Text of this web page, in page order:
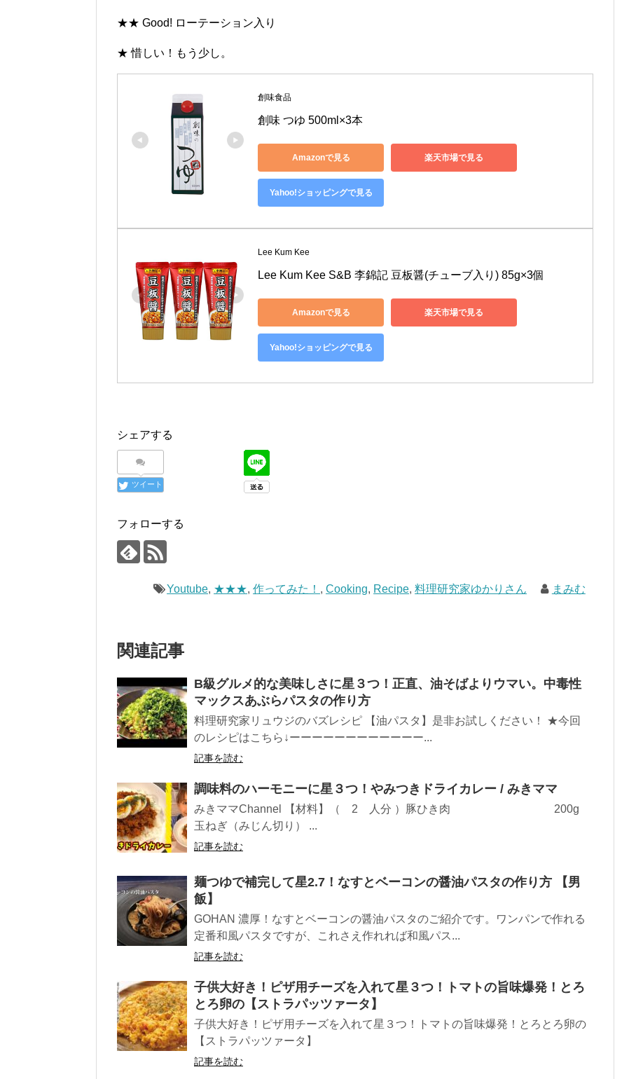
★★ Good! ローテーション入り
★ 惜しい！もう少し。
創味食品
創味 つゆ 500ml×3本
Amazonで見る 楽天市場で見る
Yahoo!ショッピングで見る
Lee Kum Kee
Lee Kum Kee S&B 李錦記 豆板醤(チューブ入り) 85g×3個
Amazonで見る 楽天市場で見る
Yahoo!ショッピングで見る
シェアする
ツイート
フォローする
Youtube, ★★★,作ってみた！ ,Cooking, Recipe,料理研究家ゆかりさん まみむ
関連記事
B級グルメ的な美味しさに星３つ！正直、油そばよりウマい。中毒性
マックスあぶらパスタの作り方
料理研究家リュウジのバズレシピ 【油パスタ】是非お試しください！ ★今回
のレシピはこちら↓ーーーーーーーーーーーー...
記事を読む
調味料のハーモニーに星３つ！やみつきドライカレー / みきママ
みきママChannel 【材料】（ 2 人分 ）豚ひき肉 200g
玉ねぎ（みじん切り） ...
記事を読む
麺つゆで補完して星2.7！なすとベーコンの醤油パスタの作り方 【男
飯】
GOHAN 濃厚！なすとベーコンの醤油パスタのご紹介です。ワンパンで作れる
定番和風パスタですが、これさえ作れれば和風パス...
記事を読む
子供大好き！ピザ用チーズを入れて星３つ！トマトの旨味爆発！とろ
とろ卵の【ストラパッツァータ】
子供大好き！ピザ用チーズを入れて星３つ！トマトの旨味爆発！とろとろ卵の
【ストラパッツァータ】
記事を読む